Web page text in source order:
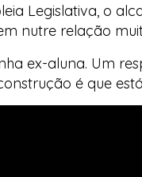
Legislativa, o
nutre relação
ex-aluna. Um
é que